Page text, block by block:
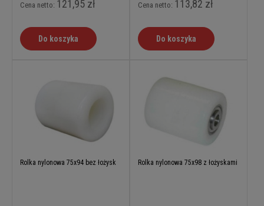
Cena netto: 121,95 zł
Do koszyka
Cena netto: 113,82 zł
Do koszyka
Rolka nylonowa 75x94 bez łożysk Rolka nylonowa 75x98 z łożyskami